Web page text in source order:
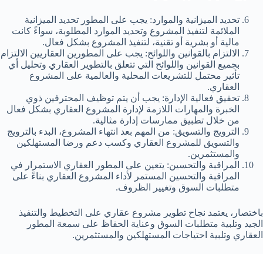
تحديد الميزانية والموارد: يجب على المطور تحديد الميزانية
الملائمة لتنفيذ المشروع وتحديد الموارد المطلوبة، سواءً كانت
مالية أو بشرية أو تقنية، لتنفيذ المشروع بشكل فعال.
الالتزام بالقوانين واللوائح: يجب على المطورين العقاريين الالتزام
بجميع القوانين واللوائح التي تتعلق بالتطوير العقاري وتحليل أي
تأثير محتمل للتشريعات المحلية والعالمية على المشروع
العقاري.
تحقيق فعالية الإدارة: يجب أن يتم توظيف المحترفين ذوي
الخبرة والمهارات اللازمة لإدارة المشروع العقاري بشكل فعال
من خلال تطبيق ممارسات إدارة مثالية.
الترويج والتسويق: من المهم بعد انتهاء المشروع، البدء بالترويج
والتسويق للمشروع العقاري وكسب دعم ورضا المستهلكين
والمستثمرين.
المراقبة والتحسين: يتعين على المطور العقاري الاستمرار في
المراقبة والتحسين المستمر لأداء المشروع العقاري بناءً على
متطلبات السوق وتغيير الظروف.
باختصار، يعتمد نجاح تطوير مشروع عقاري على التخطيط والتنفيذ
الجيد وتلبية متطلبات السوق وعناية الحفاظ على سمعة المطور
العقاري وتلبية احتياجات المستهلكين والمستثمرين.